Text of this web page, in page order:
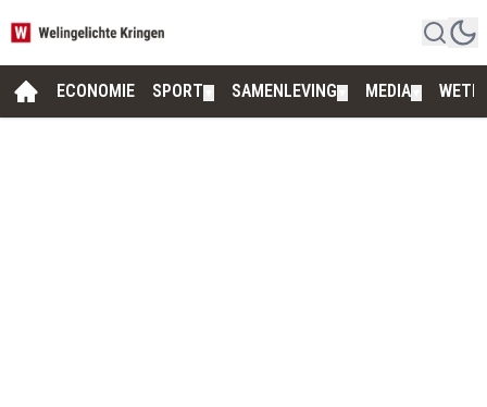
ECONOMIE SPORT SAMENLEVING MEDIA